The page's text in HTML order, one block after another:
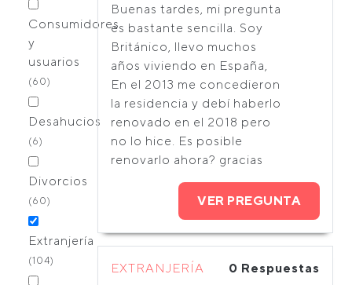
Consumidores
y
usuarios
(60)
Desahucios
(6)
Divorcios
(60)
Extranjería
(104)
Buenas tardes, mi pregunta
es bastante sencilla. Soy
Británico, llevo muchos
años viviendo en España,
En el 2013 me concedieron
la residencia y debí haberlo
renovado en el 2018 pero
no lo hice. Es posible
renovarlo ahora? gracias
VER PREGUNTA
EXTRANJERÍA
0 Respuestas